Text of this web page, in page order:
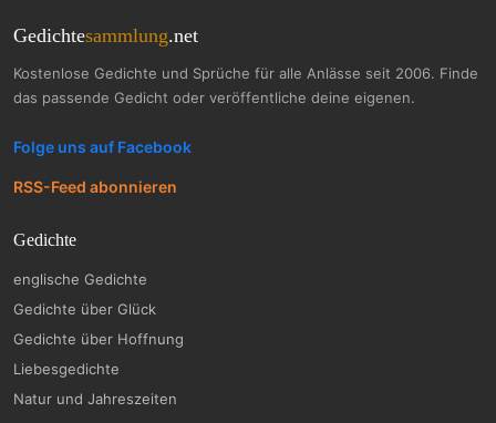
Gedichtesammlung.net
Kostenlose Gedichte und Sprüche für alle Anlässe seit 2006. Finde
das passende Gedicht oder veröffentliche deine eigenen.
Folge uns auf Facebook
RSS-Feed abonnieren
Gedichte
englische Gedichte
Gedichte über Glück
Gedichte über Hoffnung
Liebesgedichte
Natur und Jahreszeiten